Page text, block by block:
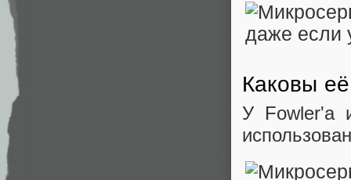
Каковы
У Fowler'а